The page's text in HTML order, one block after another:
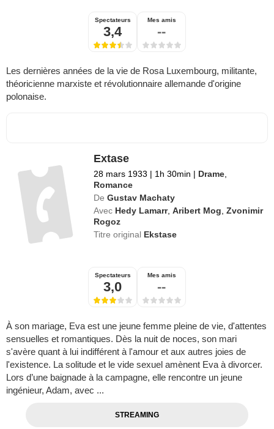
Spectateurs
3,4
Mes amis
--
Les dernières années de la vie de Rosa Luxembourg, militante,
théoricienne marxiste et révolutionnaire allemande d'origine
polonaise.
Extase
28 mars 1933 | 1h 30min | Drame,
Romance
De Gustav Machaty
Avec Hedy Lamarr,Aribert Mog,Zvonimir
Rogoz
Titre original Ekstase
Spectateurs
3,0
Mes amis
--
À son mariage, Eva est une jeune femme pleine de vie, d'attentes
sensuelles et romantiques. Dès la nuit de noces, son mari
s'avère quant à lui indifférent à l'amour et aux autres joies de
l'existence. La solitude et le vide sexuel amènent Eva à divorcer.
Lors d’une baignade à la campagne, elle rencontre un jeune
ingénieur, Adam, avec ...
STREAMING